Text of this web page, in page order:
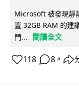
Microsoft 被發現靜
置 32GB RAM 的建
門...
閱讀全文
118 8 ↗